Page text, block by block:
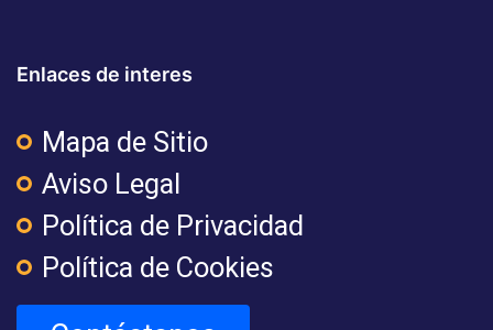
Enlaces de interes
Mapa de Sitio
Aviso Legal
Política de Privacidad
Política de Cookies